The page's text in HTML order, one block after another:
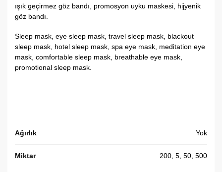
ışık geçirmez göz bandı, promosyon uyku maskesi, hijyenik
göz bandı.
Sleep mask, eye sleep mask, travel sleep mask, blackout
sleep mask, hotel sleep mask, spa eye mask, meditation eye
mask, comfortable sleep mask, breathable eye mask,
promotional sleep mask.
Ağırlık Yok
Miktar 200, 5, 50, 500